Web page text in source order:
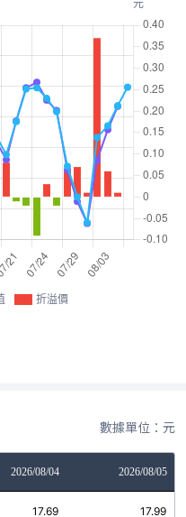
折溢價
數據單位：元
2026/08/04 2026/08/05
17.69 17.99